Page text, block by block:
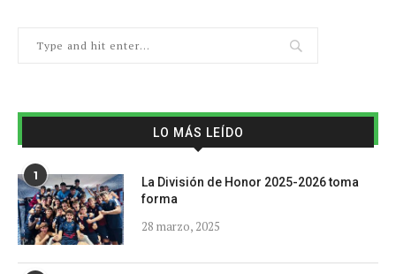
LO MÁS LEÍDO
1
La División de Honor 2025-2026 toma
forma
28 marzo, 2025